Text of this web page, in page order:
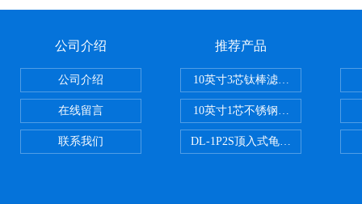
公司介绍
公司介绍
在线留言
联系我们
推荐产品
10英寸3芯钛棒滤芯过滤器
10英寸1芯不锈钢钛棒过滤器
DL-1P2S顶入式龟背过滤器